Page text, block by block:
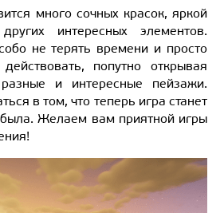
много сочных красок, яркой
интересных элементов.
не терять времени и просто
попутно открывая
и интересные пейзажи.
в том, что теперь игра станет
Желаем вам приятной игры